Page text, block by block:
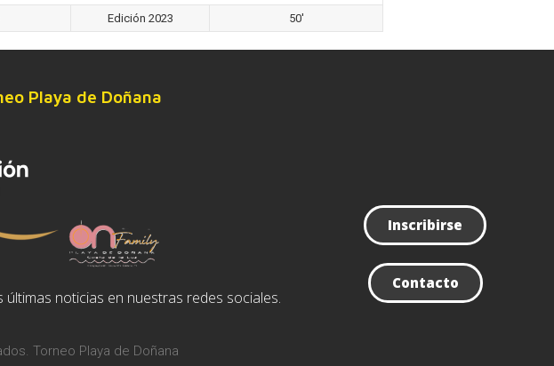
Edición 2023 50'
Playa de Doñana
noticias en nuestras redes sociales.
Torneo Playa de Doñana
Inscribirse
Contacto